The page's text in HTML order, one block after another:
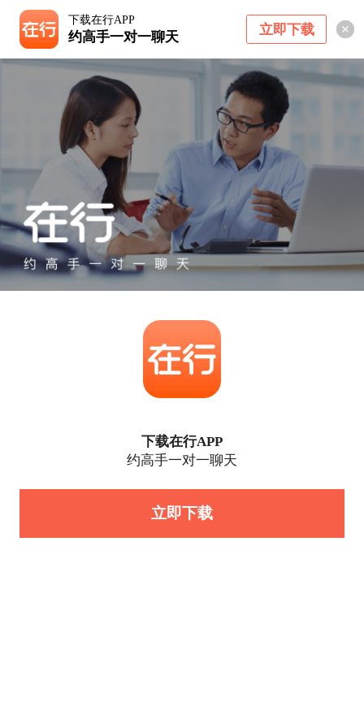
下载在行APP
约高手一对一聊天 立即下载
下载在行APP
约高手一对一聊天
立即下载